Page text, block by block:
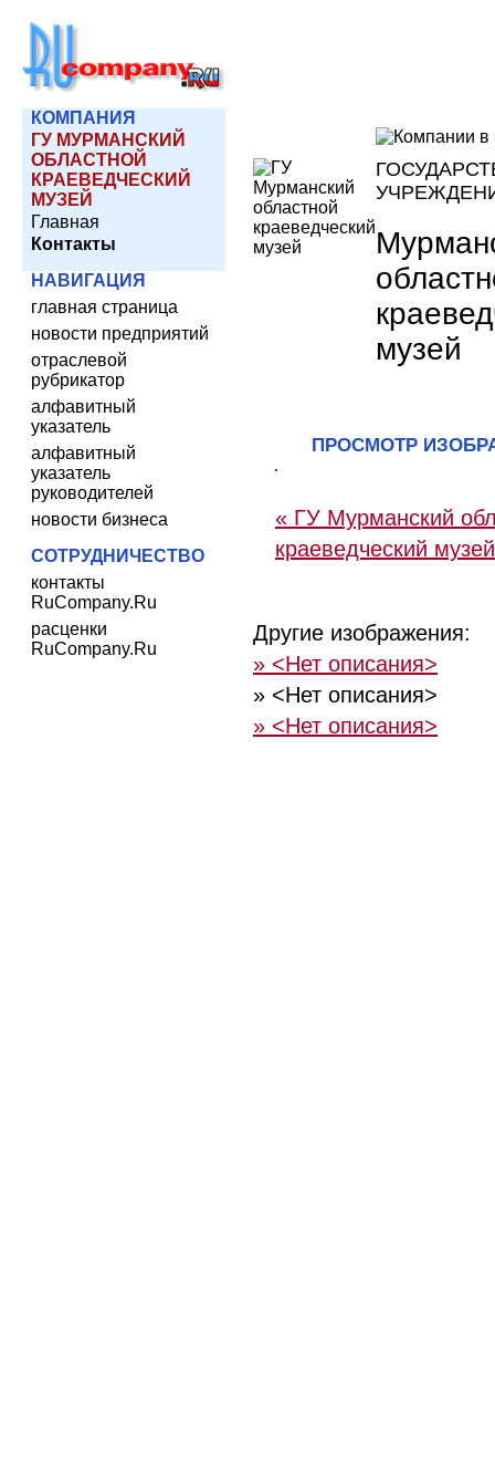
КОМПАНИЯ
ГУ МУРМАНСКИЙ
ОБЛАСТНОЙ
КРАЕВЕДЧЕСКИЙ
МУЗЕЙ
Главная
Контакты
НАВИГАЦИЯ
главная страница
новости предприятий
отраслевой
рубрикатор
алфавитный
указатель
алфавитный
указатель
руководителей
новости бизнеса
СОТРУДНИЧЕСТВО
контакты
RuCompany.Ru
расценки
RuCompany.Ru
музей
ПРОСМОТР
« ГУ Мурманский
краеведческий музей
Другие изображения:
» <Нет описания>
» <Нет описания>
» <Нет описания>